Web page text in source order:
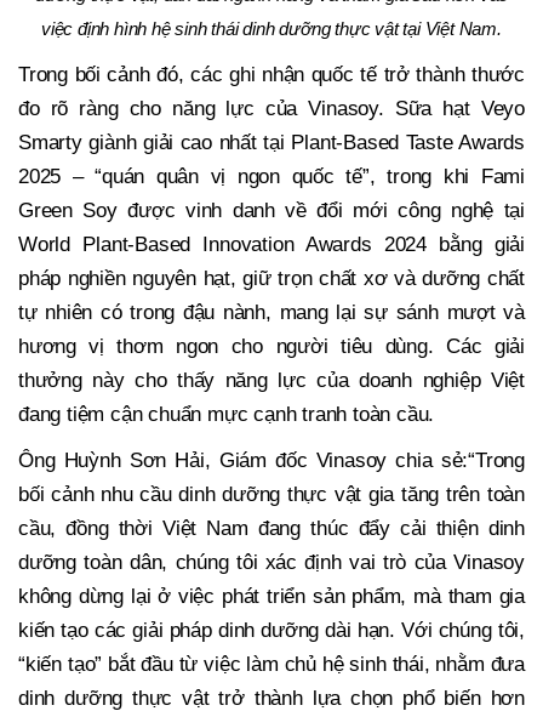
việc định hình hệ sinh thái dinh dưỡng thực vật tại Việt Nam.
Trong bối cảnh đó, các ghi nhận quốc tế trở thành thước
đo rõ ràng cho năng lực của Vinasoy. Sữa hạt Veyo
Smarty giành giải cao nhất tại Plant-Based Taste Awards
2025 – “quán quân vị ngon quốc tế”, trong khi Fami
Green Soy được vinh danh về đổi mới công nghệ tại
World Plant-Based Innovation Awards 2024 bằng giải
pháp nghiền nguyên hạt, giữ trọn chất xơ và dưỡng chất
tự nhiên có trong đậu nành, mang lại sự sánh mượt và
hương vị thơm ngon cho người tiêu dùng. Các giải
thưởng này cho thấy năng lực của doanh nghiệp Việt
đang tiệm cận chuẩn mực cạnh tranh toàn cầu.
Ông Huỳnh Sơn Hải, Giám đốc Vinasoy chia sẻ:“Trong
bối cảnh nhu cầu dinh dưỡng thực vật gia tăng trên toàn
cầu, đồng thời Việt Nam đang thúc đẩy cải thiện dinh
dưỡng toàn dân, chúng tôi xác định vai trò của Vinasoy
không dừng lại ở việc phát triển sản phẩm, mà tham gia
kiến tạo các giải pháp dinh dưỡng dài hạn. Với chúng tôi,
“kiến tạo” bắt đầu từ việc làm chủ hệ sinh thái, nhằm đưa
dinh dưỡng thực vật trở thành lựa chọn phổ biến hơn